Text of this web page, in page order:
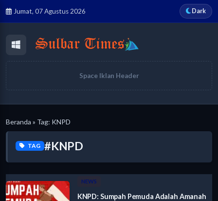
Jumat, 07 Agustus 2026 Dark
Space Iklan Header
Beranda » Tag: KNPD
TAG #KNPD
NEWS
KNPD: Sumpah Pemuda Adalah Amanah